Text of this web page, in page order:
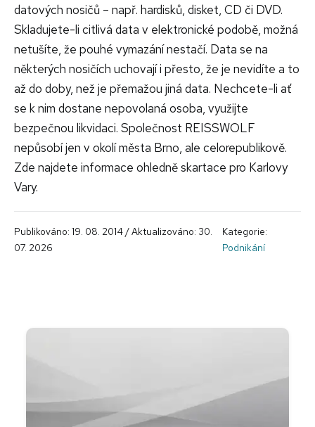
datových nosičů – např. hardisků, disket, CD či DVD.
Skladujete-li citlivá data v elektronické podobě, možná
netušíte, že pouhé vymazání nestačí. Data se na
některých nosičích uchovají i přesto, že je nevidíte a to
až do doby, než je přemažou jiná data. Nechcete-li ať
se k nim dostane nepovolaná osoba, využijte
bezpečnou likvidaci. Společnost REISSWOLF
nepůsobí jen v okolí města Brno, ale celorepublikově.
Zde najdete informace ohledně skartace pro Karlovy
Vary.
Publikováno: 19. 08. 2014 / Aktualizováno: 30.
07. 2026
Kategorie:
Podnikání